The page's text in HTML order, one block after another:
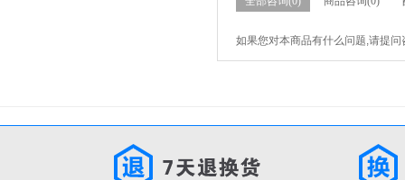
如果您对本商品有什么问题,请提问